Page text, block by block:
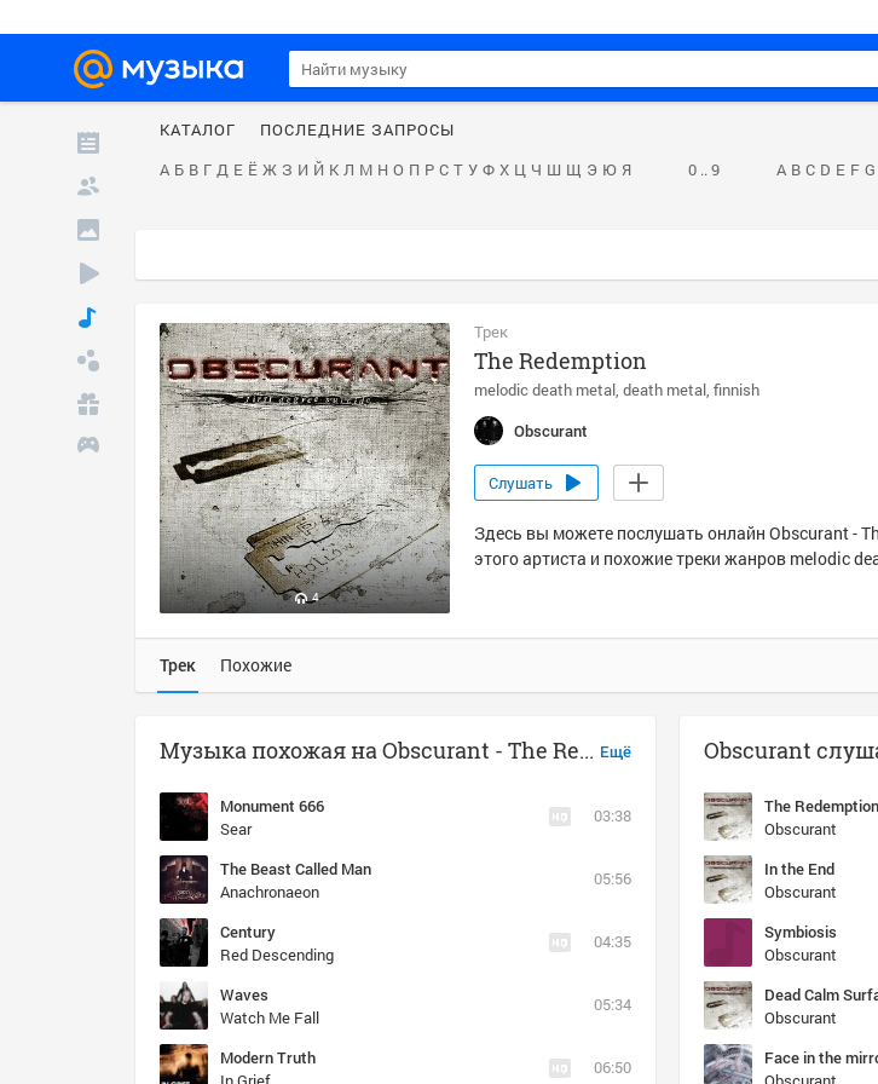
КАТАЛОГ
ПОСЛЕДНИЕ ЗАПРОСЫ
А Б В Г Д Е Ё Ж З И Й К Л М Н О П Р С Т У Ф Х Ц Ч Ш Щ Э Ю Я 0 .. 9 A B C D E F G
4
Трек
The Redemption
melodic death metal death metal finnish
Obscurant
Слушать
Здесь вы можете послушать онлайн Obscurant -
этого артиста и похожие треки жанров melodic
Трек Похожие
Ещё
Музыка похожая на Obscurant - The Redemption
Monument 666
Sear
03:38
The Beast Called Man
Anachronaeon
05:56
Century
Red Descending
04:35
Waves
Watch Me Fall
05:34
Modern Truth
06:50
Obscurant
The Redemption
Obscurant
In the End
Obscurant
Symbiosis
Obscurant
Dead Calm
Obscurant
Face in the